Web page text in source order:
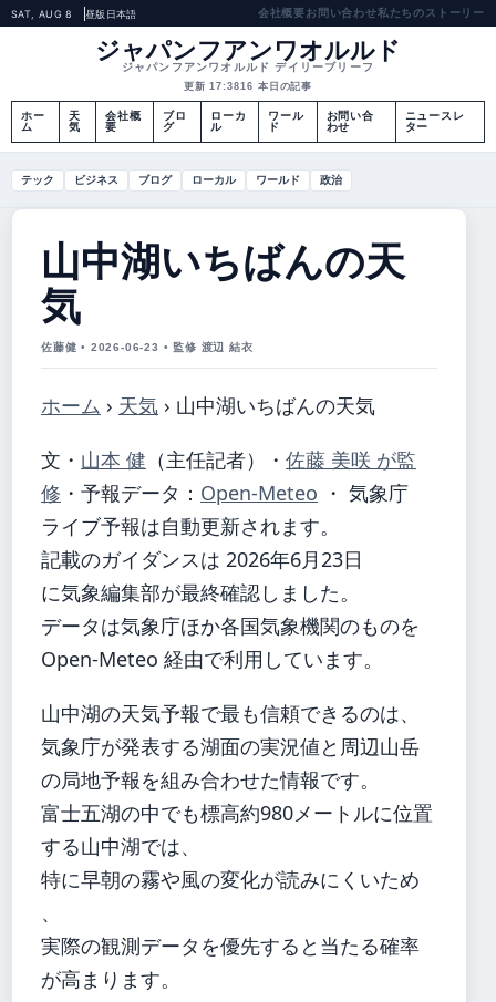
SAT, AUG 8 昼版 日本語 会社概要お問い合わせ私たちのストーリー
ジャパンフアンワオルルド
ジャパンフアンワオルルド デイリーブリーフ
更新 17:3816 本日の記事
ホー
ム
天
気
会社概
要
ブロ
グ
ローカ
ル
ワール
ド
お問い合
わせ
ニュースレ
ター
テック ビジネス ブログ ローカル ワールド 政治
山中湖いちばんの天
気
佐藤健 • 2026-06-23 • 監修 渡辺 結衣
ホーム › 天気 › 山中湖いちばんの天気
文・ 山本 健 （主任記者） ・ 佐藤 美咲 が監
修 ・ 予報データ： Open-Meteo ・ 気象庁
ライブ予報は自動更新されます。
記載のガイダンスは 2026年6月23日
に気象編集部が最終確認しました。
データは気象庁ほか各国気象機関のものを
Open-Meteo 経由で利用しています。
山中湖の天気予報で最も信頼できるのは、
気象庁が発表する湖面の実況値と周辺山岳
の局地予報を組み合わせた情報です。
富士五湖の中でも標高約980メートルに位置
する山中湖では、
特に早朝の霧や風の変化が読みにくいため
、
実際の観測データを優先すると当たる確率
が高まります。